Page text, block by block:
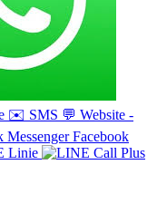
✉️ SMS 💬 Website -
Facebook
Linie